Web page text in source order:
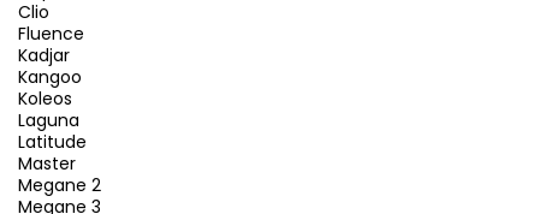
Clio
Fluence
Kadjar
Kangoo
Koleos
Laguna
Latitude
Master
Megane 2
Megane 3